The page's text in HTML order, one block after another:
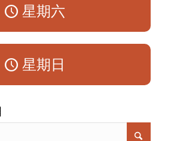
星期六
星期日